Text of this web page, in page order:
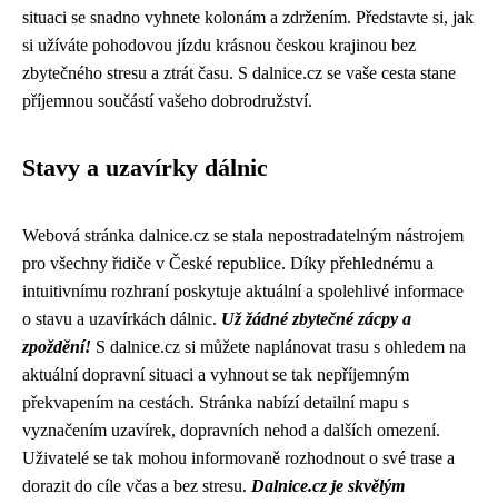
situaci se snadno vyhnete kolonám a zdržením. Představte si, jak
si užíváte pohodovou jízdu krásnou českou krajinou bez
zbytečného stresu a ztrát času. S dalnice.cz se vaše cesta stane
příjemnou součástí vašeho dobrodružství.
Stavy a uzavírky dálnic
Webová stránka dalnice.cz se stala nepostradatelným nástrojem
pro všechny řidiče v České republice. Díky přehlednému a
intuitivnímu rozhraní poskytuje aktuální a spolehlivé informace
o stavu a uzavírkách dálnic. Už žádné zbytečné zácpy a
zpoždění! S dalnice.cz si můžete naplánovat trasu s ohledem na
aktuální dopravní situaci a vyhnout se tak nepříjemným
překvapením na cestách. Stránka nabízí detailní mapu s
vyznačením uzavírek, dopravních nehod a dalších omezení.
Uživatelé se tak mohou informovaně rozhodnout o své trase a
dorazit do cíle včas a bez stresu. Dalnice.cz je skvělým